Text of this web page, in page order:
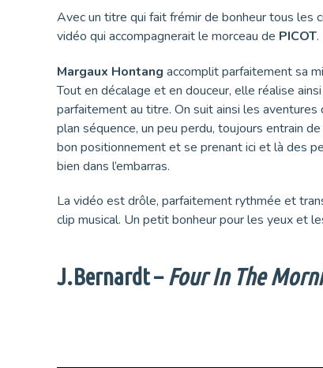
Avec un titre qui fait frémir de bonheur tous les
vidéo qui accompagnerait le morceau de PICOT.
Margaux Hontang accomplit parfaitement sa
Tout en décalage et en douceur, elle réalise
parfaitement au titre. On suit ainsi les aventures
plan séquence, un peu perdu, toujours entrain
bon positionnement et se prenant ici et là des
bien dans l’embarras.
La vidéo est drôle, parfaitement rythmée et
clip musical. Un petit bonheur pour les yeux et
J.Bernardt –Four In The